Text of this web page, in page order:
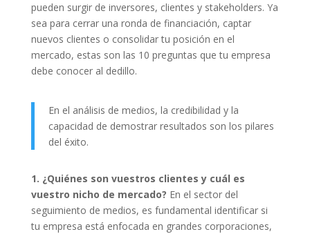
pueden surgir de inversores, clientes y stakeholders. Ya
sea para cerrar una ronda de financiación, captar
nuevos clientes o consolidar tu posición en el
mercado, estas son las 10 preguntas que tu empresa
debe conocer al dedillo.
En el análisis de medios, la credibilidad y la
capacidad de demostrar resultados son los pilares
del éxito.
1. ¿Quiénes son vuestros clientes y cuál es
vuestro nicho de mercado? En el sector del
seguimiento de medios, es fundamental identificar si
tu empresa está enfocada en grandes corporaciones,